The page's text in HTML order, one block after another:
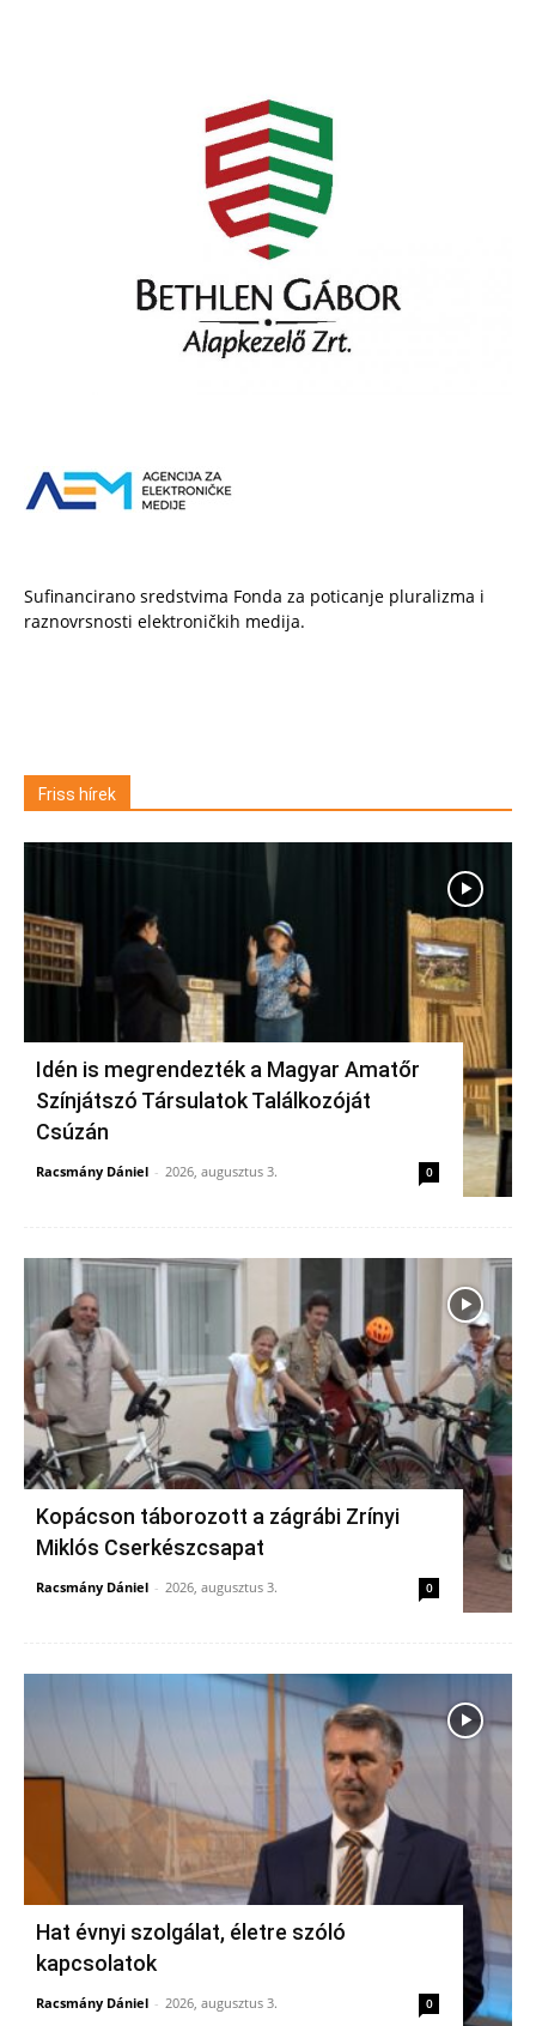
Sufinancirano sredstvima Fonda za poticanje pluralizma i
raznovrsnosti elektroničkih medija.
Friss hírek
Idén is megrendezték a Magyar Amatőr
Színjátszó Társulatok Találkozóját
Csúzán
Racsmány Dániel - 2026, augusztus 3. 0
Kopácson táborozott a zágrábi Zrínyi
Miklós Cserkészcsapat
Racsmány Dániel - 2026, augusztus 3. 0
Hat évnyi szolgálat, életre szóló
kapcsolatok
Racsmány Dániel - 2026, augusztus 3. 0